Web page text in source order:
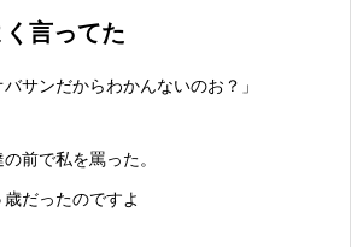
言ってた
バサンだからわかんないのお？」
前で私を罵った。
だったのですよ